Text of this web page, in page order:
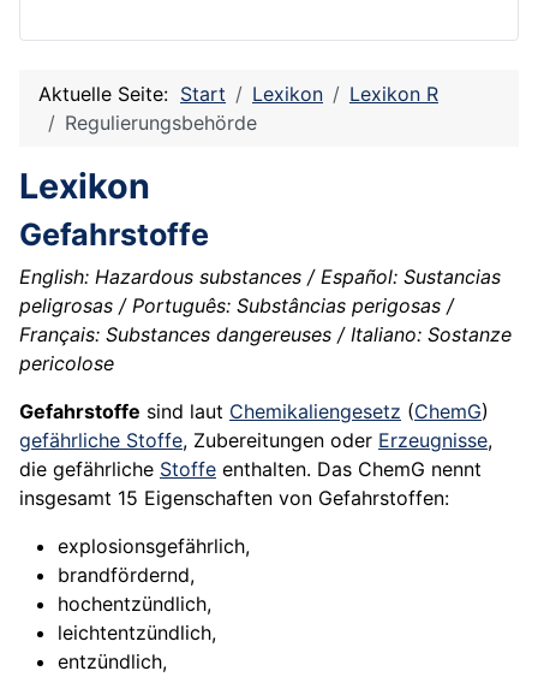
Aktuelle Seite: Start Lexikon
Lexikon R
Regulierungsbehörde
Lexikon
Gefahrstoffe
English: Hazardous substances / Español: Sustancias
peligrosas / Português: Substâncias perigosas /
Français: Substances dangereuses / Italiano: Sostanze
pericolose
Gefahrstoffe sind laut Chemikaliengesetz (ChemG)
gefährliche Stoffe, Zubereitungen oder Erzeugnisse,
die gefährliche Stoffe enthalten. Das ChemG nennt
insgesamt 15 Eigenschaften von Gefahrstoffen:
explosionsgefährlich,
brandfördernd,
hochentzündlich,
leichtentzündlich,
entzündlich,